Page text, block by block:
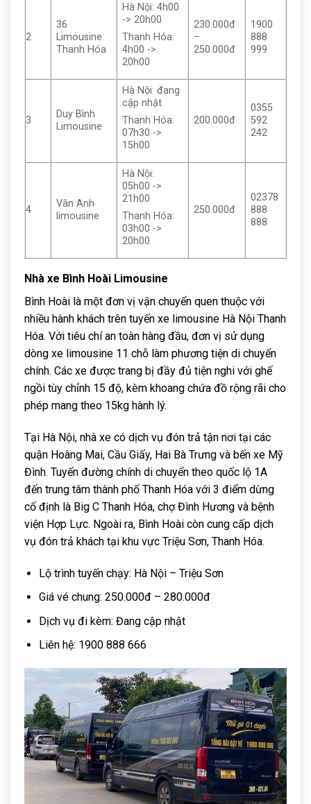
2
36
Limousine
Thanh Hóa
Hà Nội: 4h00
-> 20h00
Thanh Hóa:
4h00 ->
20h00
230.000đ
–
250.000đ
1900
888
999
3
Duy Bình
Limousine
Hà Nội: đang
cập nhật
Thanh Hóa:
07h30 ->
15h00
200.000đ
0355
592
242
4
Vân Anh
limousine
Hà Nội:
05h00 ->
21h00
Thanh Hóa:
03h00 ->
20h00
250.000đ
02378
888
888
Nhà xe Bình Hoài Limousine
Bình Hoài là một đơn vị vận chuyển quen thuộc với
nhiều hành khách trên tuyến xe limousine Hà Nội Thanh
Hóa. Với tiêu chí an toàn hàng đầu, đơn vị sử dụng
dòng xe limousine 11 chỗ làm phương tiện di chuyển
chính. Các xe được trang bị đầy đủ tiện nghi với ghế
ngồi tùy chỉnh 15 độ, kèm khoang chứa đồ rộng rãi cho
phép mang theo 15kg hành lý.
Tại Hà Nội, nhà xe có dịch vụ đón trả tận nơi tại các
quận Hoàng Mai, Cầu Giấy, Hai Bà Trưng và bến xe Mỹ
Đình. Tuyến đường chính di chuyển theo quốc lộ 1A
đến trung tâm thành phố Thanh Hóa với 3 điểm dừng
cố định là Big C Thanh Hóa, chợ Đình Hương và bệnh
viện Hợp Lực. Ngoài ra, Bình Hoài còn cung cấp dịch
vụ đón trả khách tại khu vực Triệu Sơn, Thanh Hóa.
Lộ trình tuyến chạy: Hà Nội – Triệu Sơn
Giá vé chung: 250.000đ – 280.000đ
Dịch vụ đi kèm: Đang cập nhật
Liên hệ: 1900 888 666